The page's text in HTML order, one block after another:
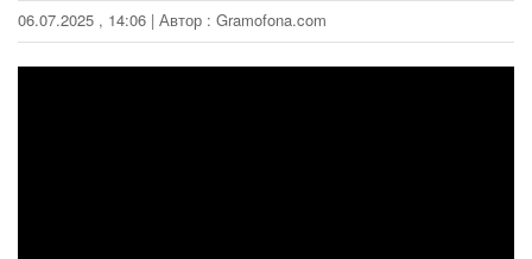
06.07.2025 , 14:06 | Автор : Gramofona.com